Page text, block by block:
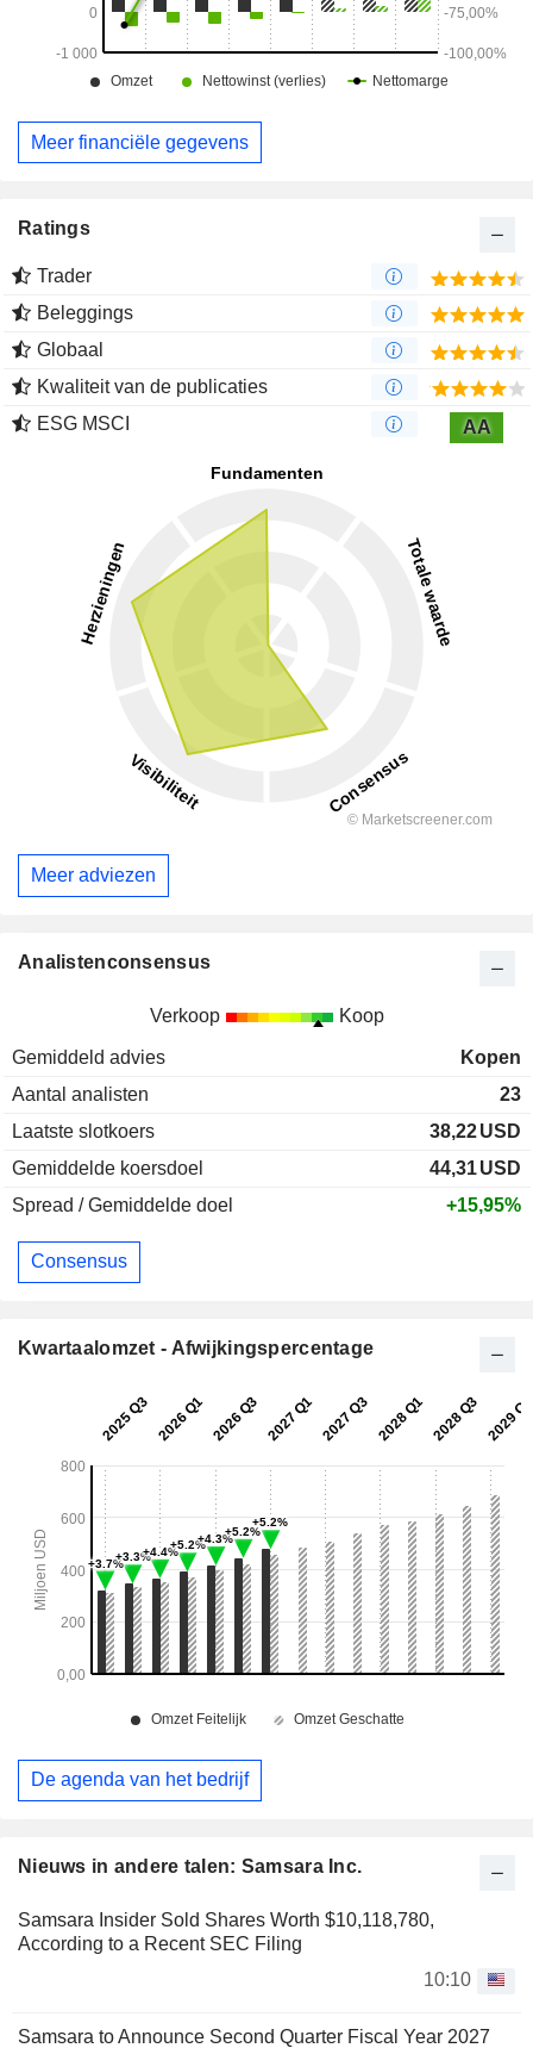
Nieuws in andere talen: Samsara Inc.
Samsara Insider Sold Shares Worth $10,118,780,
According to a Recent SEC Filing
10:10
Samsara to Announce Second Quarter Fiscal Year 2027
Meer financiële gegevens
Ratings
Trader
Beleggings
Globaal
Kwaliteit van de publicaties
ESG MSCI
AA
Meer adviezen
Analistenconsensus
Verkoop Koop
Gemiddeld advies
Kopen
Aantal analisten
23
Laatste slotkoers
38,22USD
Gemiddelde koersdoel
44,31USD
Spread / Gemiddelde doel
+15,95%
Consensus
Kwartaalomzet - Afwijkingspercentage
De agenda van het bedrijf